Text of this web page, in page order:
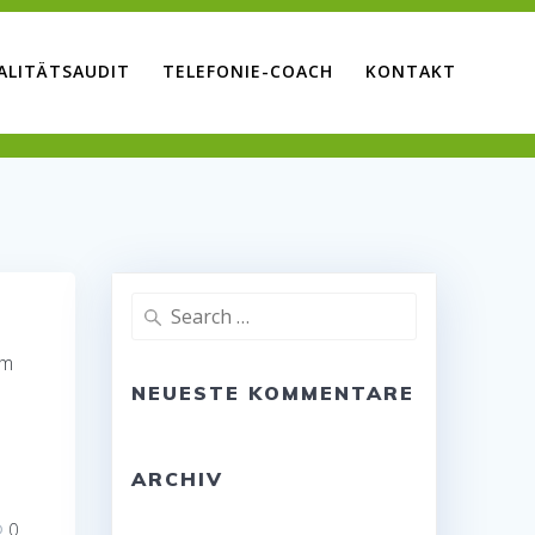
TELEFONIE-COACH KONTAKT
0
Search
NEUESTE KOMMENTARE
ARCHIV